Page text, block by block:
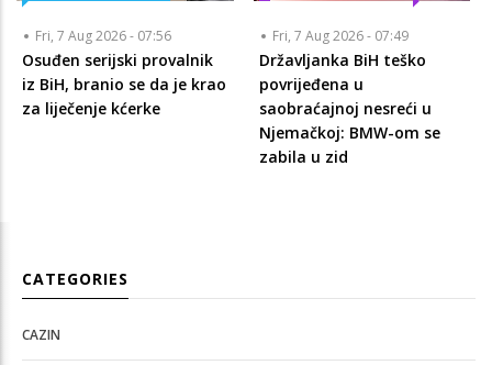
Fri, 7 Aug 2026 - 07:56
Osuđen serijski provalnik
iz BiH, branio se da je krao
za liječenje kćerke
Fri, 7 Aug 2026 - 07:49
Državljanka BiH teško
povrijeđena u
saobraćajnoj nesreći u
Njemačkoj: BMW-om se
zabila u zid
CATEGORIES
CAZIN